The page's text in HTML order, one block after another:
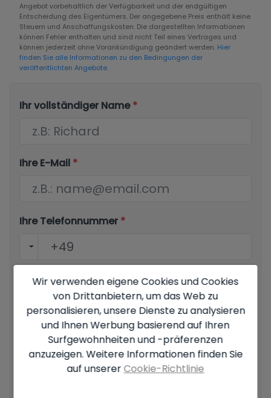
Angebot vorbehaltlich der Verfügbarkeit und der endgültigen
Entscheidung des Eigentümers. Der angegebene Preis enthält keine
Steuern und Anschaffungskosten. Die dargestellten Informationen
können Fehler enthalten und sind nicht Teil eines Vertrages und
können jederzeit ohne Vorankündigung geändert werden. Hier
finden Sie alle Informationen zu den Bedingungen der
veröffentlichten Angebote.
Ihr vollständiger Name*
Ihre E-Mail *
Ihre Telefonnummer *
Ihre Nachricht
Grundlegende Informationen zum Datenschutz auf der
Grundlage der Europäischen Datenschutzverordnung (EU)
Wir verwenden eigene Cookies und Cookies
von Drittanbietern, um das Web zu
personalisieren, unsere Dienste zu analysieren
und Ihnen Werbung basierend auf Ihren
Surfgewohnheiten und -präferenzen
anzuzeigen. Weitere Informationen finden Sie
auf unserer Cookie-Richtlinie